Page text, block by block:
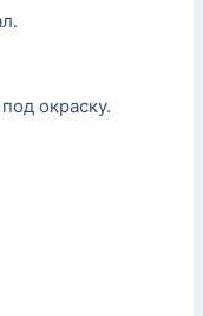
окраску.